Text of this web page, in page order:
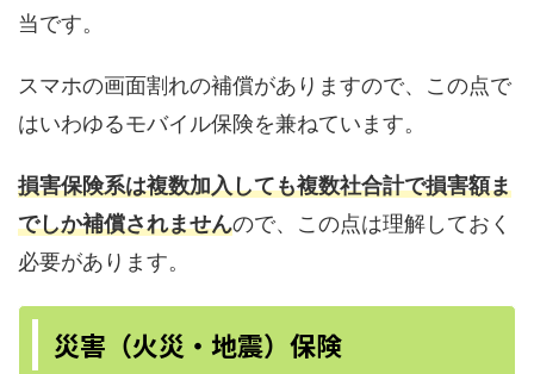
当です。
スマホの画面割れの補償がありますので、この点で
はいわゆるモバイル保険を兼ねています。
損害保険系は複数加入しても複数社合計で損害額ま
でしか補償されませんので、この点は理解しておく
必要があります。
災害（火災・地震）保険